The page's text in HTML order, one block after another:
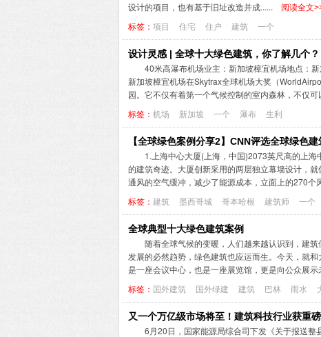
设计的项目，也有基于旧址改造并成......
阅读全文
标签： 项目 住宅 住户 建筑 一个
设计灵感 | 全球十大绿色建筑，你了解几个？
40米高瀑布机场业主：新加坡樟宜机场地点：
新加坡樟宜机场在Skytrax全球机场大奖（
园。它不仅有着第一个气候控制的室内森林，不仅可
标签： 机场 新加坡 一个 瀑布 生利
【全球绿色案例分享2】CNN评选全球绿色
1.上海中心大厦(上海，中国)2073英尺高的上
的建筑奇迹。大厦创新采用的两层独立幕墙设计，
通风的空气缓冲，减少了能源成本，立面上的270
标签： 建筑 墨西哥城 哥本哈根 建筑师 一个
全球典型十大绿色建筑案例
随着全球气候的变暖，人们越来越认识到，建
发展的必然趋势，绿色建筑也应运而生。今天，就
是一座会议中心，也是一座展览馆，更是向公众展
标签： 国外建筑 国外绿建 建筑 巴林 雨水
又一个万亿级市场将至！建筑科技行业获重
6月20日，国家能源局综合司下发《关于报送